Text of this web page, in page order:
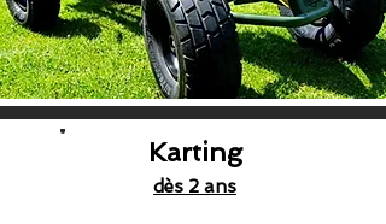
Karting
dès 2 ans